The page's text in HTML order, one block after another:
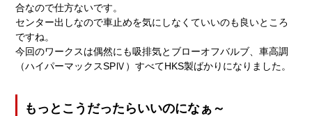
合なので仕方ないです。
センター出しなので車止めを気にしなくていいのも良いところ
ですね。
今回のワークスは偶然にも吸排気とブローオフバルブ、車高調
（ハイパーマックスSPⅣ）すべてHKS製ばかりになりました。
もっとこうだったらいいのになぁ～